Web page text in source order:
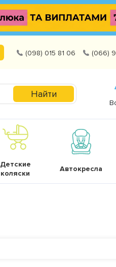
(098) 015 81 06 (066)
Найти
Детские
коляски
Автокресла